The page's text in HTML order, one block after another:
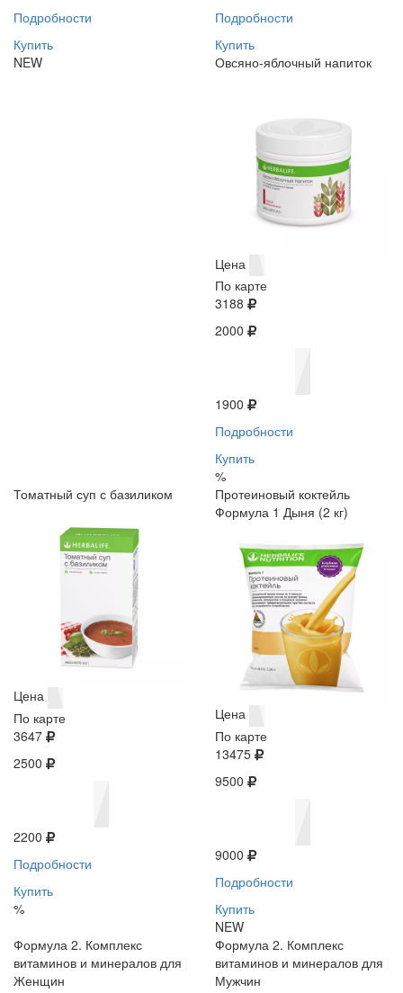
Подробности
Купить
NEW
Подробности
Купить
Овсяно-яблочный напиток
Цена
По карте
3188
2000
1900
Подробности
Купить
%
Томатный суп с базиликом
Цена
По карте
3647
2500
2200
Подробности
Купить
%
Протеиновый коктейль
Формула 1 Дыня (2 кг)
Цена
По карте
13475
9500
9000
Подробности
Купить
NEW
Формула 2. Комплекс
витаминов и минералов для
Женщин
Формула 2. Комплекс
витаминов и минералов для
Мужчин